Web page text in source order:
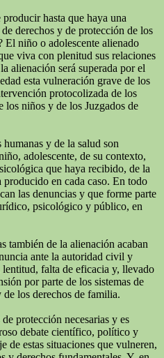
producir hasta que haya una
derechos y de protección de los
El niño o adolescente alienado
viva con plenitud sus relaciones
alienación será superada por el
esta vulneración grave de los
protocolizada de los
los niños y de los Juzgados de
humanas y de la salud son
adolescente, de su contexto,
que haya recibido, de la
en cada caso. En todo
las denuncias y que forme parte
psicológico y público, en
también de la alienación acaban
ante la autoridad civil y
falta de eficacia y, llevado
por parte de los sistemas de
los derechos de familia.
protección necesarias y es
debate científico, político y
de estas situaciones que vulneren,